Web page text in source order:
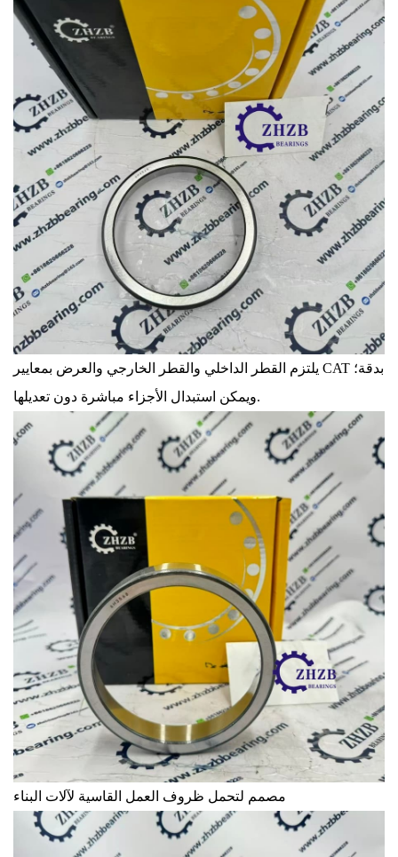
يلتزم القطر الداخلي والقطر الخارجي والعرض بمعايير CAT بدقة؛
ويمكن استبدال الأجزاء مباشرة دون تعديلها.
مصمم لتحمل ظروف العمل القاسية لآلات البناء